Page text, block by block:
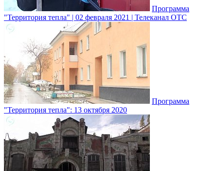
Программа
"Территория тепла" | 02 февраля 2021 | Телеканал ОТС
Программа
"Территория тепла": 13 октября 2020